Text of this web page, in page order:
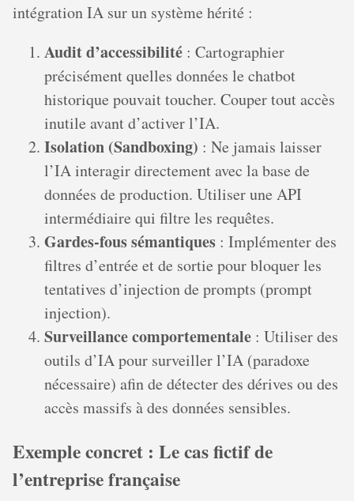
intégration IA sur un système hérité :
Audit d’accessibilité : Cartographier
précisément quelles données le chatbot
historique pouvait toucher. Couper tout accès
inutile avant d’activer l’IA.
Isolation (Sandboxing) : Ne jamais laisser
l’IA interagir directement avec la base de
données de production. Utiliser une API
intermédiaire qui filtre les requêtes.
Gardes-fous sémantiques : Implémenter des
filtres d’entrée et de sortie pour bloquer les
tentatives d’injection de prompts (prompt
injection).
Surveillance comportementale : Utiliser des
outils d’IA pour surveiller l’IA (paradoxe
nécessaire) afin de détecter des dérives ou des
accès massifs à des données sensibles.
Exemple concret : Le cas fictif de
l’entreprise française